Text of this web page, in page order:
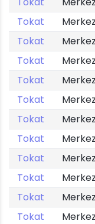
Tokat
Merkez
Tokat
Merkez
Tokat
Merkez
Tokat
Merkez
Tokat
Merkez
Tokat
Merkez
Tokat
Merkez
Tokat
Merkez
Tokat
Merkez
Tokat
Merkez
Tokat
Merkez